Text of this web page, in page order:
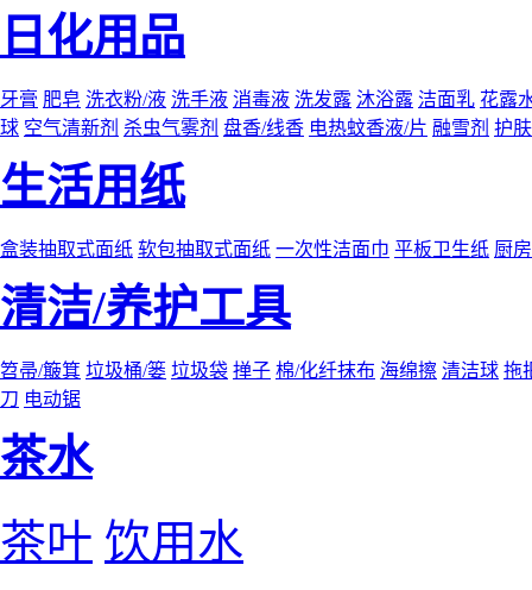
日化用品
牙膏 肥皂 洗衣粉/液 洗手液 消毒液 洗发露 沐浴露 洁面乳 花露
球 空气清新剂 杀虫气雾剂 盘香/线香 电热蚊香液/片 融雪剂 护
生活用纸
盒装抽取式面纸 软包抽取式面纸 一次性洁面巾 平板卫生纸 厨
清洁/养护工具
笤帚/簸箕 垃圾桶/篓 垃圾袋 掸子 棉/化纤抹布 海绵擦 清洁球 拖
刀 电动锯
茶水
茶叶 饮用水